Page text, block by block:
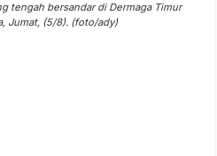
tengah bersandar di Dermaga Timur
Jumat, (5/8). (foto/ady)